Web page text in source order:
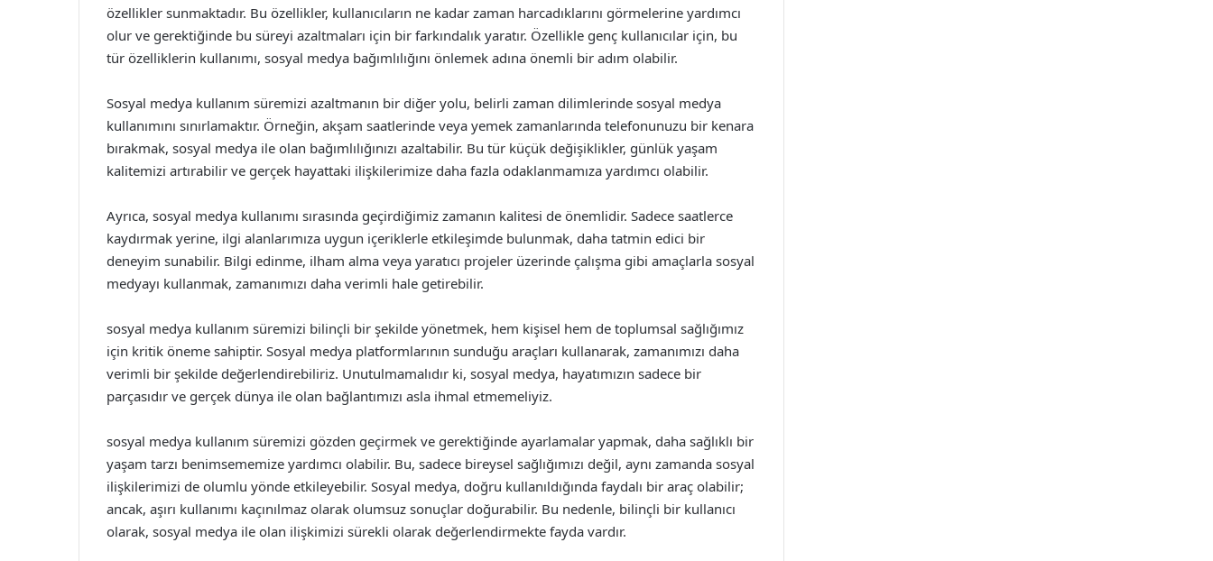
özellikler sunmaktadır. Bu özellikler, kullanıcıların ne kadar zaman harcadıklarını görmelerine yardımcı
olur ve gerektiğinde bu süreyi azaltmaları için bir farkındalık yaratır. Özellikle genç kullanıcılar için, bu
tür özelliklerin kullanımı, sosyal medya bağımlılığını önlemek adına önemli bir adım olabilir.
Sosyal medya kullanım süremizi azaltmanın bir diğer yolu, belirli zaman dilimlerinde sosyal medya
kullanımını sınırlamaktır. Örneğin, akşam saatlerinde veya yemek zamanlarında telefonunuzu bir kenara
bırakmak, sosyal medya ile olan bağımlılığınızı azaltabilir. Bu tür küçük değişiklikler, günlük yaşam
kalitemizi artırabilir ve gerçek hayattaki ilişkilerimize daha fazla odaklanmamıza yardımcı olabilir.
Ayrıca, sosyal medya kullanımı sırasında geçirdiğimiz zamanın kalitesi de önemlidir. Sadece saatlerce
kaydırmak yerine, ilgi alanlarımıza uygun içeriklerle etkileşimde bulunmak, daha tatmin edici bir
deneyim sunabilir. Bilgi edinme, ilham alma veya yaratıcı projeler üzerinde çalışma gibi amaçlarla sosyal
medyayı kullanmak, zamanımızı daha verimli hale getirebilir.
sosyal medya kullanım süremizi bilinçli bir şekilde yönetmek, hem kişisel hem de toplumsal sağlığımız
için kritik öneme sahiptir. Sosyal medya platformlarının sunduğu araçları kullanarak, zamanımızı daha
verimli bir şekilde değerlendirebiliriz. Unutulmamalıdır ki, sosyal medya, hayatımızın sadece bir
parçasıdır ve gerçek dünya ile olan bağlantımızı asla ihmal etmemeliyiz.
sosyal medya kullanım süremizi gözden geçirmek ve gerektiğinde ayarlamalar yapmak, daha sağlıklı bir
yaşam tarzı benimsememize yardımcı olabilir. Bu, sadece bireysel sağlığımızı değil, aynı zamanda sosyal
ilişkilerimizi de olumlu yönde etkileyebilir. Sosyal medya, doğru kullanıldığında faydalı bir araç olabilir;
ancak, aşırı kullanımı kaçınılmaz olarak olumsuz sonuçlar doğurabilir. Bu nedenle, bilinçli bir kullanıcı
olarak, sosyal medya ile olan ilişkimizi sürekli olarak değerlendirmekte fayda vardır.